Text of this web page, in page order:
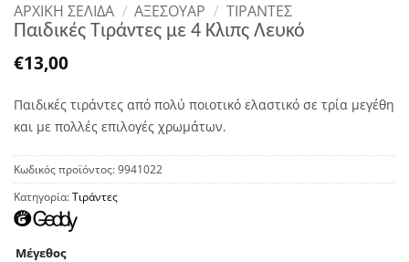
ΑΡΧΙΚΉ ΣΕΛΊΔΑ / ΑΞΕΣΟΥΑΡ / ΤΙΡΆΝΤΕΣ
Παιδικές Τιράντες με 4 Κλιπς Λευκό
€13,00
Παιδικές τιράντες από πολύ ποιοτικό ελαστικό σε τρία μεγέθη
και με πολλές επιλογές χρωμάτων.
Κωδικός προϊόντος:9941022
Κατηγορία:Τιράντες
Μέγεθος